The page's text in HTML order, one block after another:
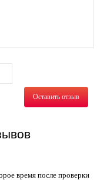
Оставить отзыв
время после проверки